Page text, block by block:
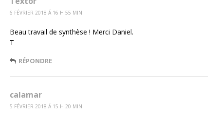
6 FÉVRIER 2018 Á 16 H 55 MIN
Beau travail de synthèse ! Merci Daniel.
T
RÉPONDRE
calamar
5 FÉVRIER 2018 Á 15 H 20 MIN